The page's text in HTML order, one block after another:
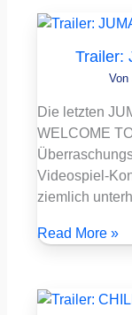
Trailer:
Von
Die letzten
WELCOME
Videospiel-
ziemlich
Read More »